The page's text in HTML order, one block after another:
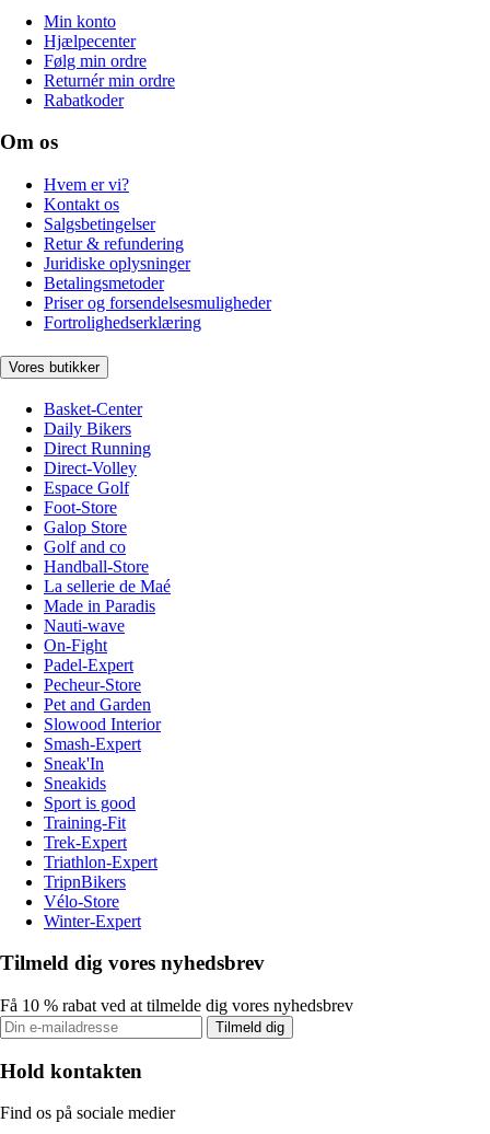
Min konto
Hjælpecenter
Følg min ordre
Returnér min ordre
Rabatkoder
Om os
Hvem er vi?
Kontakt os
Salgsbetingelser
Retur & refundering
Juridiske oplysninger
Betalingsmetoder
Priser og forsendelsesmuligheder
Fortrolighedserklæring
Vores butikker
Basket-Center
Daily Bikers
Direct Running
Direct-Volley
Espace Golf
Foot-Store
Galop Store
Golf and co
Handball-Store
La sellerie de Maé
Made in Paradis
Nauti-wave
On-Fight
Padel-Expert
Pecheur-Store
Pet and Garden
Slowood Interior
Smash-Expert
Sneak'In
Sneakids
Sport is good
Training-Fit
Trek-Expert
Triathlon-Expert
TripnBikers
Vélo-Store
Winter-Expert
Tilmeld dig vores nyhedsbrev
Få 10 % rabat ved at tilmelde dig vores nyhedsbrev
Tilmeld dig
Hold kontakten
Find os på sociale medier